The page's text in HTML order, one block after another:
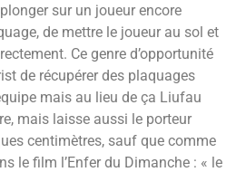
sur un joueur encore
de mettre le joueur au sol et
Ce genre d’opportunité
de récupérer des plaquages
mais au lieu de ça Liufau
mais laisse aussi le porteur
centimètres, sauf que comme
le film l’Enfer du Dimanche : « le